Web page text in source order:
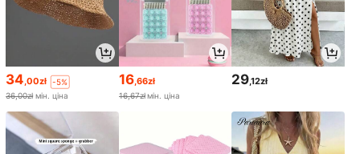
34,00zł
-5%
36,00zł мін. ціна
16,66zł
16,67złмін. ціна
29,12zł